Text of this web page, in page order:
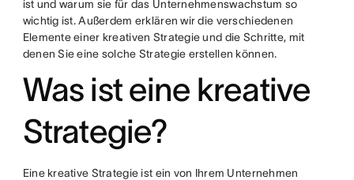
ist und warum sie für das Unternehmenswachstum so
wichtig ist. Außerdem erklären wir die verschiedenen
Elemente einer kreativen Strategie und die Schritte, mit
denen Sie eine solche Strategie erstellen können.
Was ist eine kreative
Strategie?
Eine kreative Strategie ist ein von Ihrem Unternehmen